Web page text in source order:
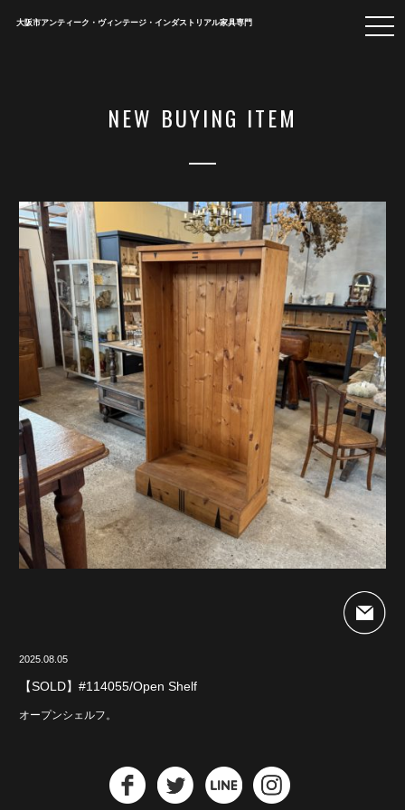
大阪市アンティーク・ヴィンテージ・インダストリアル家具専門
NEW BUYING ITEM
2025.08.05
【SOLD】#114055/Open Shelf
オープンシェルフ。